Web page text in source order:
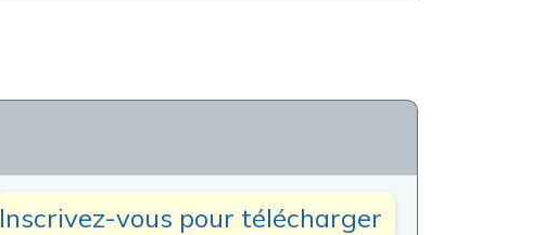
Inscrivez-vous pour télécharger